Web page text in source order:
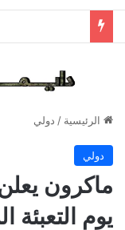
الرئيسية / دولي
دولي
ماكرون
يوم التعبئة